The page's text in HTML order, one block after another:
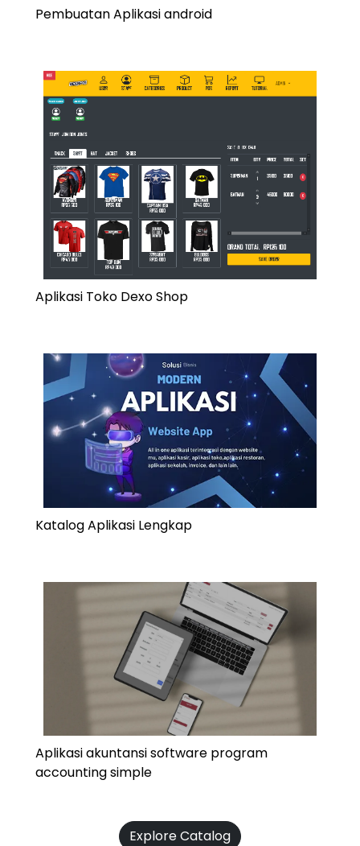
Pembuatan Aplikasi android
Aplikasi Toko Dexo Shop
Katalog Aplikasi Lengkap
Aplikasi akuntansi software program
accounting simple
Explore Catalog